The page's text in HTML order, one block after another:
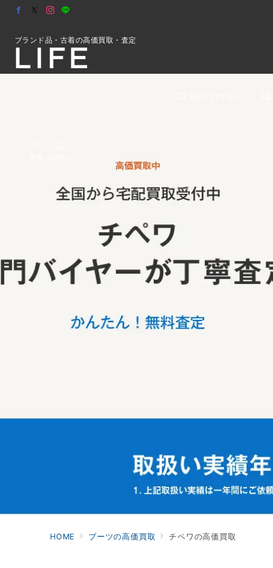
ブランド品・古着の高価買取・査定
HOME ブーツの高価買取 チペワの高価買取